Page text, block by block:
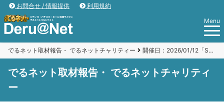
お問合せ / 情報提供
利用規約
Menu
でるネット取材報告・ でるネットチャリティー 開催日：2026/01/12「Super BOSS」
でるネット取材報告・ でるネットチャリティ
ー